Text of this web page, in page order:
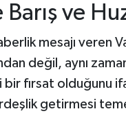
ve
mesajı veren
değil, aynı
bir fırsat olduğunu
getirmesi